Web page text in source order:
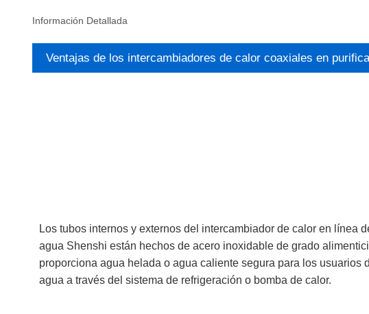
Información Detallada
Ventajas de los intercambiadores de calor coaxiales en
Los tubos internos y externos del intercambiador de calor en línea
agua Shenshi están hechos de acero inoxidable de grado
proporciona agua helada o agua caliente segura para los usuarios
agua a través del sistema de refrigeración o bomba de calor.